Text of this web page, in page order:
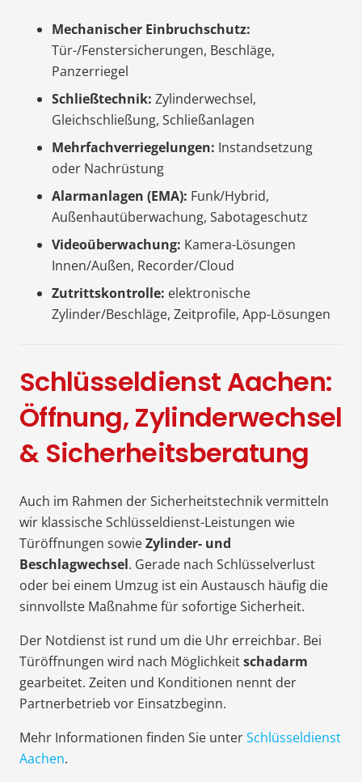
Mechanischer Einbruchschutz:
Tür-/Fenstersicherungen, Beschläge,
Panzerriegel
Schließtechnik: Zylinderwechsel,
Gleichschließung, Schließanlagen
Mehrfachverriegelungen: Instandsetzung
oder Nachrüstung
Alarmanlagen (EMA): Funk/Hybrid,
Außenhautüberwachung, Sabotageschutz
Videoüberwachung: Kamera-Lösungen
Innen/Außen, Recorder/Cloud
Zutrittskontrolle: elektronische
Zylinder/Beschläge, Zeitprofile, App-Lösungen
Schlüsseldienst Aachen:
Öffnung, Zylinderwechsel
& Sicherheitsberatung
Auch im Rahmen der Sicherheitstechnik vermitteln
wir klassische Schlüsseldienst-Leistungen wie
Türöffnungen sowieZylinder- und
Beschlagwechsel. Gerade nach Schlüsselverlust
oder bei einem Umzug ist ein Austausch häufig die
sinnvollste Maßnahme für sofortige Sicherheit.
Der Notdienst ist rund um die Uhr erreichbar. Bei
Türöffnungen wird nach Möglichkeitschadarm
gearbeitet. Zeiten und Konditionen nennt der
Partnerbetrieb vor Einsatzbeginn.
Mehr Informationen finden Sie unterSchlüsseldienst
Aachen.